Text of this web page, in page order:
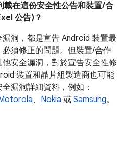
載在這份安全性公告和裝置/合
公告)？
洞，都是宣告 Android 裝置最
須修正的問題。但裝置/合作
安全漏洞，對於宣告安全性修
裝置和晶片組製造商也可能
漏洞詳細資料，例如：
、 Nokia 或 Samsung。